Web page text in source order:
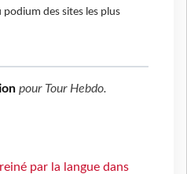
des sites les plus
pour Tour Hebdo.
par la langue dans